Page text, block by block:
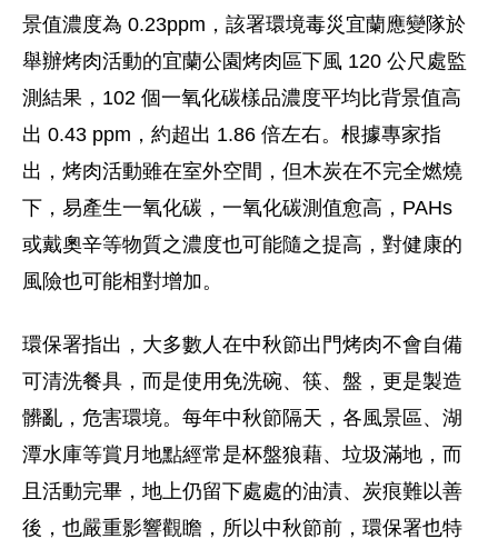
景值濃度為 0.23ppm，該署環境毒災宜蘭應變隊於
舉辦烤肉活動的宜蘭公園烤肉區下風 120 公尺處監
測結果，102 個一氧化碳樣品濃度平均比背景值高
出 0.43 ppm，約超出 1.86 倍左右。根據專家指
出，烤肉活動雖在室外空間，但木炭在不完全燃燒
下，易產生一氧化碳，一氧化碳測值愈高，PAHs
或戴奧辛等物質之濃度也可能隨之提高，對健康的
風險也可能相對增加。
環保署指出，大多數人在中秋節出門烤肉不會自備
可清洗餐具，而是使用免洗碗、筷、盤，更是製造
髒亂，危害環境。每年中秋節隔天，各風景區、湖
潭水庫等賞月地點經常是杯盤狼藉、垃圾滿地，而
且活動完畢，地上仍留下處處的油漬、炭痕難以善
後，也嚴重影響觀瞻，所以中秋節前，環保署也特